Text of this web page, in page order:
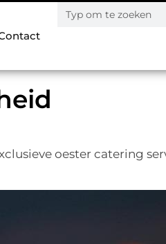
oester catering